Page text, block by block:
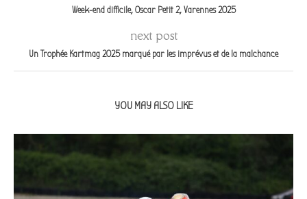
Week-end difficile, Oscar Petit 2, Varennes 2025
next post
Un Trophée Kartmag 2025 marqué par les imprévus et de la malchance
YOU MAY ALSO LIKE